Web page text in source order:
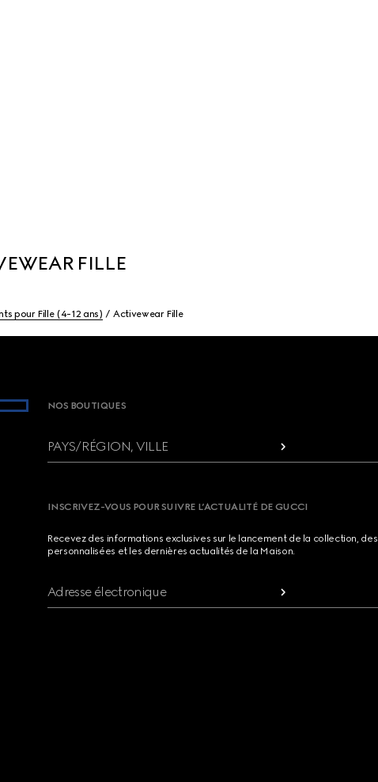
FILLE
pour Fille (4-12 ans) Activewear Fille
NOS BOUTIQUES
PAYS/RÉGION, VILLE
INSCRIVEZ-VOUS POUR SUIVRE L’ACTUALITÉ DE GUCCI
Recevez des informations exclusives sur le lancement de la collection,
personnalisées et les dernières actualités de la Maison.
Adresse électronique